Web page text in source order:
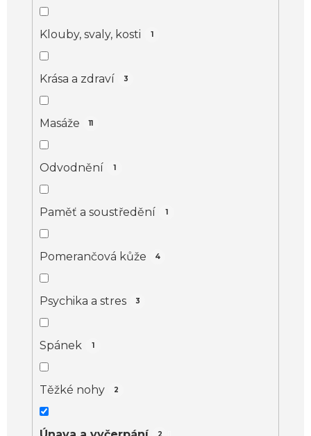
Klouby, svaly, kosti 1
Krása a zdraví 3
Masáže 11
Odvodnění 1
Paměť a soustředění 1
Pomerančová kůže 4
Psychika a stres 3
Spánek 1
Těžké nohy 2